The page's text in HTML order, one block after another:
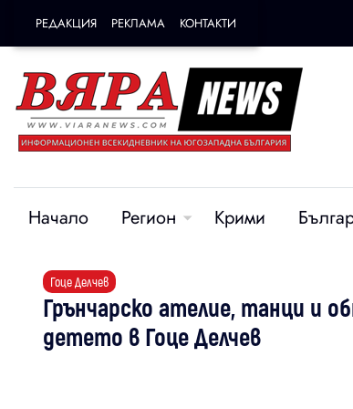
РЕДАКЦИЯ РЕКЛАМА КОНТАКТИ
Начало Регион Крими
Гоце Делчев
Грънчарско ателие, танци и
детето в Гоце Делчев